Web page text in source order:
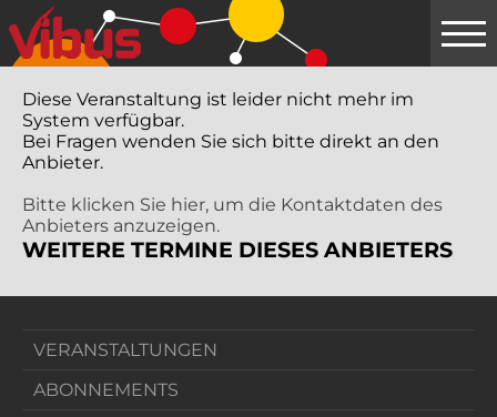
Springe
zum
Hauptinhalt
Diese Veranstaltung ist leider nicht mehr im
System verfügbar.
Bei Fragen wenden Sie sich bitte direkt an den
Anbieter.
Bitte klicken Sie hier, um die Kontaktdaten des
Anbieters anzuzeigen.
WEITERE TERMINE DIESES ANBIETERS
VERANSTALTUNGEN
ABONNEMENTS